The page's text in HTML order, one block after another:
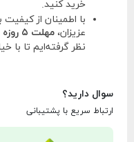
خرید کنید.
با اطمینان از
عزیزان، مهلت ۵ روزه تست و بازگشت بی‌قید و شرط کالا
نظر گرفته‌ایم تا با
سوال دارید؟
ارتباط سریع با پشتیبانی